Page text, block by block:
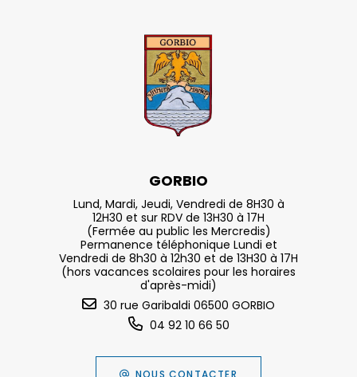
GORBIO
Lund, Mardi, Jeudi, Vendredi de 8H30 à
12H30 et sur RDV de 13H30 à 17H
(Fermée au public les Mercredis)
Permanence téléphonique Lundi et
Vendredi de 8h30 à 12h30 et de 13H30 à 17H
(hors vacances scolaires pour les horaires
d'après-midi)
30 rue Garibaldi 06500 GORBIO
04 92 10 66 50
NOUS CONTACTER